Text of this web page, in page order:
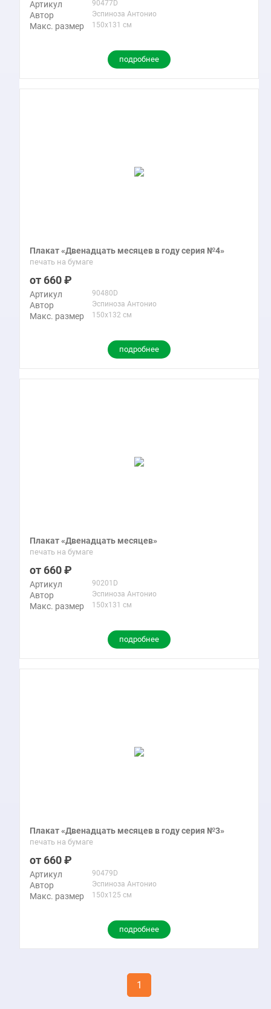
Артикул 90477D
Автор Эспиноза Антонио
Макс. размер 150x131 см
подробнее
Плакат «Двенадцать месяцев в году серия №4»
печать на бумаге
660
Артикул 90480D
Автор Эспиноза Антонио
Макс. размер 150x132 см
подробнее
Плакат «Двенадцать месяцев»
печать на бумаге
660
Артикул 90201D
Автор Эспиноза Антонио
Макс. размер 150x131 см
подробнее
Плакат «Двенадцать месяцев в году серия №3»
печать на бумаге
660
Артикул 90479D
Автор Эспиноза Антонио
Макс. размер 150x125 см
подробнее
1